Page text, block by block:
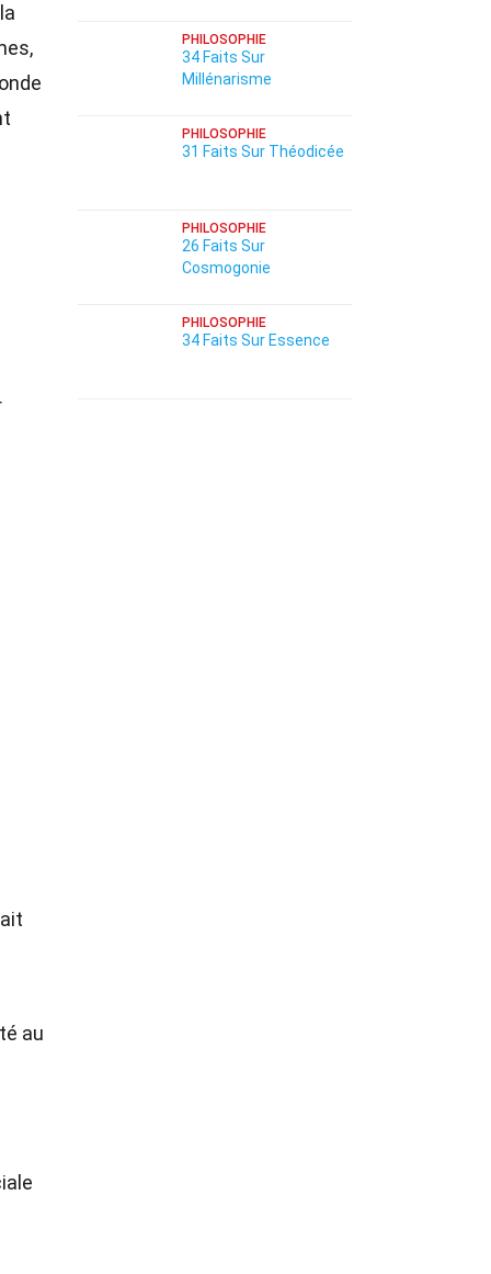
au
PHILOSOPHIE
34 Faits Sur
Millénarisme
PHILOSOPHIE
31 Faits Sur Théodicée
PHILOSOPHIE
26 Faits Sur
Cosmogonie
PHILOSOPHIE
34 Faits Sur Essence